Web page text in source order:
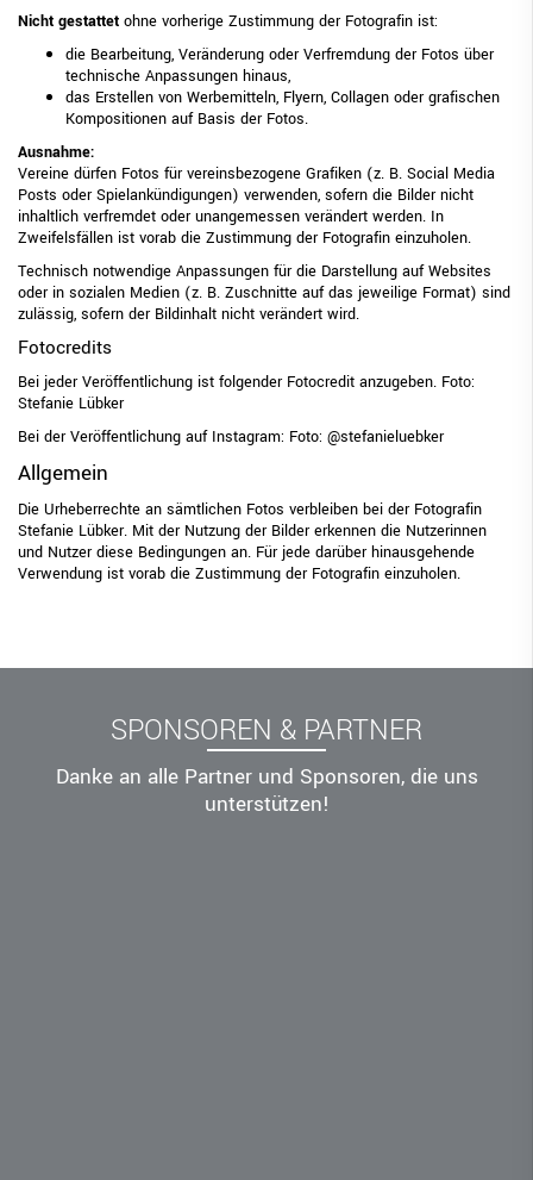
Nicht gestattet ohne vorherige Zustimmung der Fotografin ist:
die Bearbeitung, Veränderung oder Verfremdung der Fotos über
technische Anpassungen hinaus,
das Erstellen von Werbemitteln, Flyern, Collagen oder grafischen
Kompositionen auf Basis der Fotos.
Ausnahme:
Vereine dürfen Fotos für vereinsbezogene Grafiken (z. B. Social Media
Posts oder Spielankündigungen) verwenden, sofern die Bilder nicht
inhaltlich verfremdet oder unangemessen verändert werden. In
Zweifelsfällen ist vorab die Zustimmung der Fotografin einzuholen.
Technisch notwendige Anpassungen für die Darstellung auf Websites
oder in sozialen Medien (z. B. Zuschnitte auf das jeweilige Format) sind
zulässig, sofern der Bildinhalt nicht verändert wird.
Fotocredits
Bei jeder Veröffentlichung ist folgender Fotocredit anzugeben. Foto:
Stefanie Lübker
Bei der Veröffentlichung auf Instagram: Foto: @stefanieluebker
Allgemein
Die Urheberrechte an sämtlichen Fotos verbleiben bei der Fotografin
Stefanie Lübker. Mit der Nutzung der Bilder erkennen die Nutzerinnen
und Nutzer diese Bedingungen an. Für jede darüber hinausgehende
Verwendung ist vorab die Zustimmung der Fotografin einzuholen.
SPONSOREN & PARTNER
Danke an alle Partner und Sponsoren, die uns
unterstützen!